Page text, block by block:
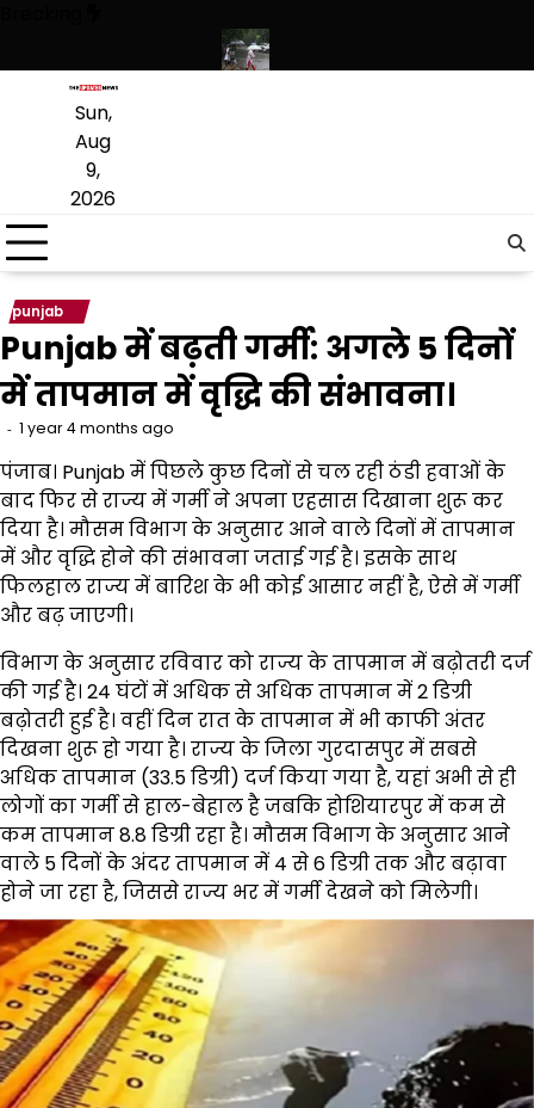
content
Sun,
Aug
9,
2026
punjab
Punjab में बढ़ती गर्मी: अगले 5 दिनों
में तापमान में वृद्धि की संभावना।
1 year 4 months ago
पंजाब। Punjab में पिछले कुछ दिनों से चल रही ठंडी हवाओं के
बाद फिर से राज्य में गर्मी ने अपना एहसास दिखाना शुरू कर
दिया है। मौसम विभाग के अनुसार आने वाले दिनों में तापमान
में और वृद्धि होने की संभावना जताई गई है। इसके साथ
फिलहाल राज्य में बारिश के भी कोई आसार नहीं है, ऐसे में गर्मी
और बढ़ जाएगी।
विभाग के अनुसार रविवार को राज्य के तापमान में बढ़ोतरी दर्ज
की गई है। 24 घंटों में अधिक से अधिक तापमान में 2 डिग्री
बढ़ोतरी हुई है। वहीं दिन रात के तापमान में भी काफी अंतर
दिखना शुरू हो गया है। राज्य के जिला गुरदासपुर में सबसे
अधिक तापमान (33.5 डिग्री) दर्ज किया गया है, यहां अभी से ही
लोगों का गर्मी से हाल-बेहाल है जबकि होशियारपुर में कम से
कम तापमान 8.8 डिग्री रहा है। मौसम विभाग के अनुसार आने
वाले 5 दिनों के अंदर तापमान में 4 से 6 डिग्री तक और बढ़ावा
होने जा रहा है, जिससे राज्य भर में गर्मी देखने को मिलेगी।